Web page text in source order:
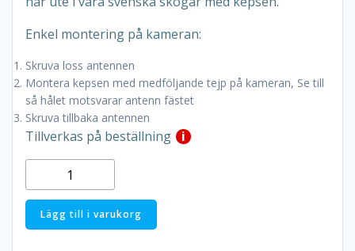
var:
149,00 kr.129,00 kr.
Enkel montering på kameran:
Skruva loss antennen
Montera kepsen med medföljande tejp på kameran, Se till
så hålet motsvarar antenn fästet
Skruva tillbaka antennen
Tillverkas på beställning
i
till
Hunter
Orion
Lägg till i varukorg